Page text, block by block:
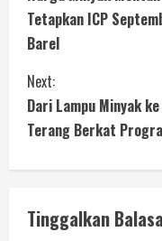
Tetapkan ICP
Barel
Next:
Dari Lampu Minyak
Terang Berkat
Tinggalkan